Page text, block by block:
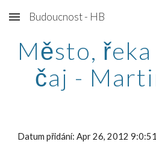
Skip to main content
Budoucnost - HB
Město, řeka
čaj -
Datum přidání: Apr 26, 2012